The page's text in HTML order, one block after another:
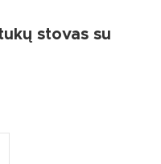
stovas su